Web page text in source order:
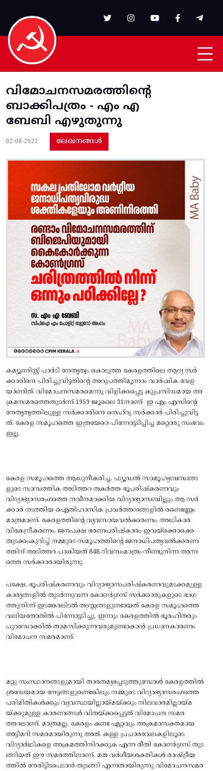
വിമോചനസമരത്തിന്റെ
ബാക്കിപത്രം - എം എ
ബേബി എഴുതുന്നു
02-08-2022 ലേഖനങ്ങൾ
കമ്യൂണിസ്റ്റ് പാർടി നേതൃത്വം കൊടുത്ത കേരളത്തിലെ ആദ്യ സർ
ക്കാരിനെ പിരിച്ചുവിട്ടതിന്റെ അറുപത്തിമൂന്നാം വാർഷിക വേള
യാണിത്‌. വിമോചനസമരമെന്നു വിളിക്കപ്പെട്ട കുപ്രസിദ്ധമായ അ
ക്രമസമരത്തെതുടർന്ന് 1959 ജൂലൈ 31നാണ് ഇ എം എസിന്റെ
നേതൃത്വത്തിലുള്ള സർക്കാരിനെ നെഹ്‌റു സർക്കാർ പിരിച്ചുവിട്ട
ത്. കേരള സമൂഹത്തെ ഇത്രയേറെ പിന്നോട്ടടിപ്പിച്ച മറ്റൊരു സംഭവം
ഇല്ല.
കേരള സമൂഹത്തെ ആധുനീകരിച്ച, ഫ്യൂഡൽ സാമൂഹ്യബന്ധങ്ങ
ളുടെ സാമ്പത്തിക അടിത്തറ തകർത്ത ഭൂപരിഷ്കരണവും
വിദ്യാഭ്യാസരംഗത്തെ നവീനമാക്കിയ വിദ്യാഭ്യാസബില്ലും ആ സർ
ക്കാർ നടത്തിയ ഐതിഹാസിക പ്രവർത്തനങ്ങളിൽ രണ്ടെണ്ണം
മാത്രമാണ്. കേരളത്തിന്റെ വ്യവസായവൽക്കരണം, അധികാര
വികേന്ദ്രീകരണം, ജനപക്ഷ ഭരണപരിഷ്‌കാരം ഇവയ്‌ക്കൊക്കെ
തുടക്കംകുറിച്ച് നമ്മുടെ സമൂഹത്തിന്റെ ജനാധിപത്യവൽക്കരണ
ത്തിന് അടിത്തറ പാകിയത് 848 ദിവസംമാത്രം നീണ്ടുനിന്ന അന്ന
ത്തെ സർക്കാരായിരുന്നു.
പക്ഷേ, ഭൂപരിഷ്‌കരണവും വിദ്യാഭ്യാസപരിഷ്‌കരണവുമടക്കമുള്ള
കാര്യങ്ങളിൽ തുടർന്നുവന്ന കോൺഗ്രസ് സർക്കാരുകളുടെ ഭാഗ
ത്തുനിന്ന് ഇടങ്കോലിടൽ തടസ്സങ്ങളുണ്ടായത് കേരള സമൂഹത്തെ
വലിയതോതിൽ പിന്നോട്ടടിച്ചു. ഇന്നും കേരളത്തിൽ ഭൂരഹിതരും
പുറമ്പോക്കിൽ താമസിക്കുന്നവരുമുണ്ടാകാൻ പ്രധാനകാരണം
വിമോചന സമരമാണ്.
മറ്റു സംസ്ഥാനങ്ങളുമായി താരതമ്യപ്പെടുത്തുമ്പോൾ കേരളത്തിൽ
ശ്രദ്ധേയമായ നേട്ടങ്ങളുണ്ടെങ്കിലും നമ്മുടെ വിദ്യാഭ്യാസരംഗത്തെ
പരിമിതികൾക്കും വ്യവസ്ഥയില്ലായ്മയ്ക്കും നിലവാരമില്ലായ്മ
യ്‌ക്കുമുള്ള കാരണങ്ങൾ വിതയ്ക്കപ്പെട്ടത് വിമോചന സമര
ത്താലാണ്. മാത്രമല്ല, കേരളം കണ്ട ഏറ്റവും അക്രമാസക്തമായ
അട്ടിമറി സമരമായിരുന്നു അത്. കള്ള പ്രചാരവേലകളിലൂടെ
വിദ്യാർഥികളെ അക്രമത്തിനിറക്കുക എന്ന രീതി കോൺഗ്രസ് തുട
ങ്ങിയത് ഈ സമരത്തിലാണ്. മത വർഗീയശക്തികൾ രാഷ്ട്രീയ
ത്തിൽ നേരിട്ടിടപെടാൻ തുടങ്ങി എന്നതായിരുന്നു വിമോചനസമര